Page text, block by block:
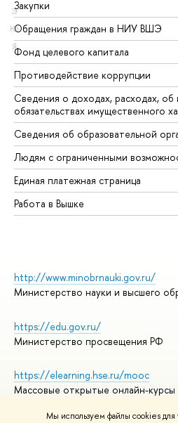
Мы используем файлы cookies для
Э
Ю
Я
Закупки
Обращения граждан в НИУ ВШЭ
Фонд целевого капитала
Противодействие коррупции
Сведения о доходах, расходах, об
обязательствах имущественного
Сведения об образовательной
Людям с ограниченными
Единая платежная страница
Работа в Вышке
http://www.minobrnauki.gov.ru/
Министерство науки и высшего
https://edu.gov.ru/
Министерство просвещения РФ
https://elearning.hse.ru/mooc
Массовые открытые онлайн-курсы